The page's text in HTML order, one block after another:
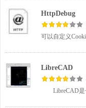
HttpDebug
LibreCAD